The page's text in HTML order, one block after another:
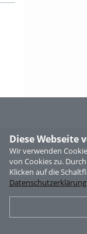
Diese Webseite
Wir verwenden
von Cookies zu.
Klicken auf die
Datenschutzerklärung